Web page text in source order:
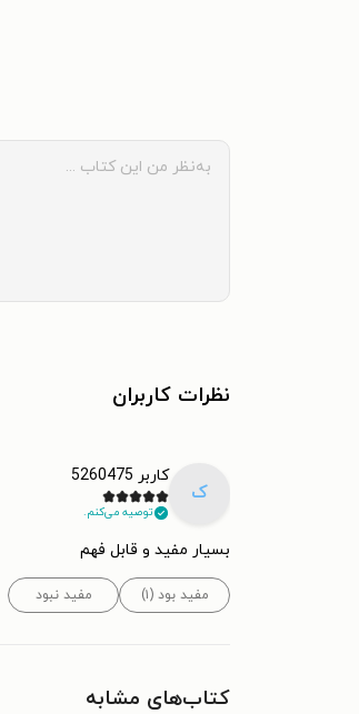
نظرات کاربران
ک
کاربر 5260475
توصیه می‌کنم.
بسیار مفید و قابل فهم
مفید بود (۱) مفید نبود
کتاب‌های مشابه